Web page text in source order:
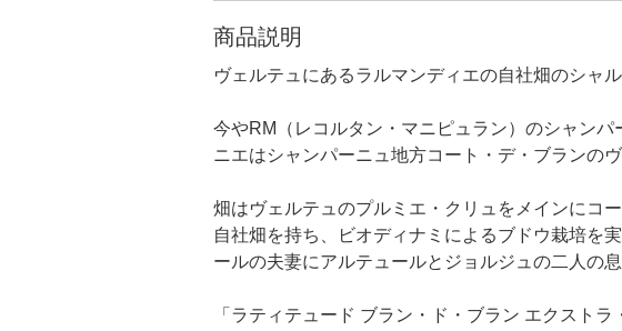
商品説明
ヴェルテュにあるラルマンディエの自社畑のシャ
今やRM（レコルタン・マニピュラン）のシャン
ニエはシャンパーニュ地方コート・デ・ブランの
畑はヴェルテュのプルミエ・クリュをメインにコ
自社畑を持ち、ビオディナミによるブドウ栽培を
ールの夫妻にアルテュールとジョルジュの二人の
「ラティテュード ブラン・ド・ブラン エクスト